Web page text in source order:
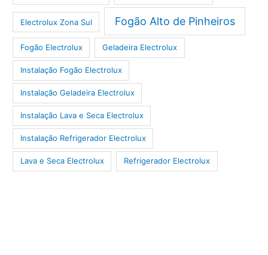
Electrolux Zona Sul Fogão Alto de Pinheiros
Fogão Electrolux Geladeira Electrolux
Instalação Fogão Electrolux
Instalação Geladeira Electrolux
Instalação Lava e Seca Electrolux
Instalação Refrigerador Electrolux
Lava e Seca Electrolux Refrigerador Electrolux